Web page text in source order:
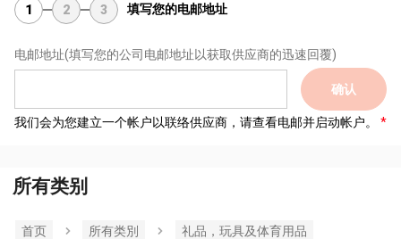
1 2 3 填写您的电邮地址
电邮地址(填写您的公司电邮地址以获取供应商的迅速回覆)
确认
我们会为您建立一个帐户以联络供应商，请查看电邮并启动帐户。
所有类别
首页 所有类別 礼品，玩具及体育用品